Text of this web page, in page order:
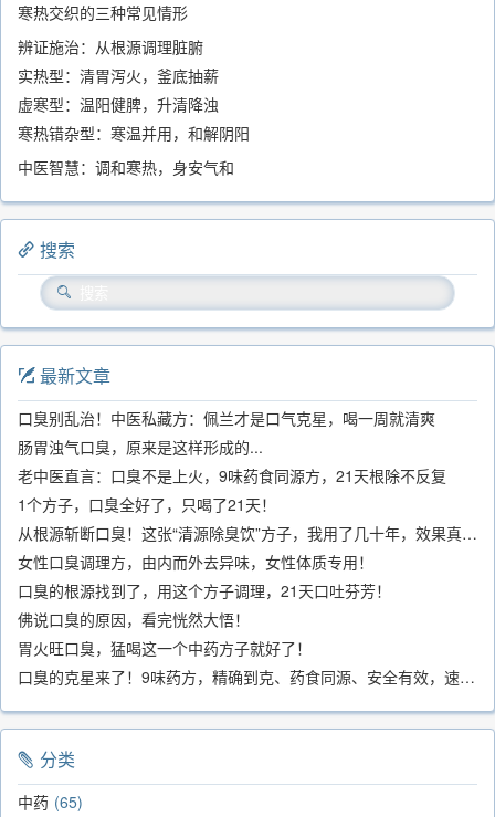
寒热交织的三种常见情形
辨证施治：从根源调理脏腑
实热型：清胃泻火，釜底抽薪
虚寒型：温阳健脾，升清降浊
寒热错杂型：寒温并用，和解阴阳
中医智慧：调和寒热，身安气和
搜索
最新文章
口臭别乱治！中医私藏方：佩兰才是口气克星，喝一周就清爽
肠胃浊气口臭，原来是这样形成的...
老中医直言：口臭不是上火，9味药食同源方，21天根除不反复
1个方子，口臭全好了，只喝了21天！
从根源斩断口臭！这张“清源除臭饮”方子，我用了几十年，效果真不错
女性口臭调理方，由内而外去异味，女性体质专用！
口臭的根源找到了，用这个方子调理，21天口吐芬芳！
佛说口臭的原因，看完恍然大悟！
胃火旺口臭，猛喝这一个中药方子就好了！
口臭的克星来了！9味药方，精确到克、药食同源、安全有效，速看！
分类
中药 65